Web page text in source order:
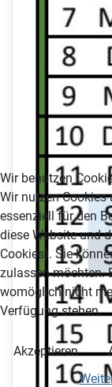
Wir benutzen
Wir nutzen Cookies
essenziell für den
diese Website und
Cookies). Sie
zulassen möchten.
womöglich nicht
Verfügung stehen.
Akzeptieren